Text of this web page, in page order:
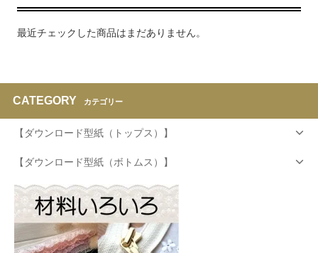
最近チェックした商品はまだありません。
CATEGORY カテゴリー
【ダウンロード型紙（トップス）】
【ダウンロード型紙（ボトムス）】